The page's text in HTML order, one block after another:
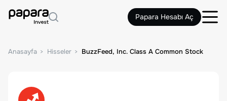
Papara Hesabı Aç
Anasayfa Hisseler BuzzFeed, Inc. Class A Common Stock